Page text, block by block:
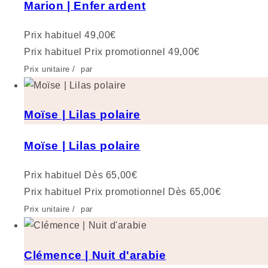
Marion | Enfer ardent
Prix habituel 49,00€
Prix habituel
Prix promotionnel 49,00€
Prix unitaire / par
Moïse | Lilas polaire
Moïse | Lilas polaire
Prix habituel
Dès 65,00€
Prix habituel
Prix promotionnel Dès 65,00€
Prix unitaire / par
Clémence | Nuit d'arabie